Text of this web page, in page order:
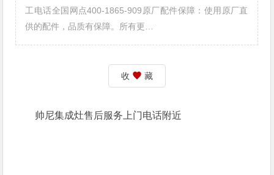
工电话全国网点400-1865-909原厂配件保障：使用原厂直
供的配件，品质有保障。所有更…
收 藏
帅尼集成灶售后服务上门电话附近